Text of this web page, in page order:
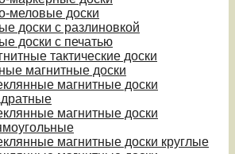
меловые доски
доски с разлиновкой
доски с печатью
тактические доски
магнитные доски
магнитные доски
магнитные доски
магнитные доски круглые